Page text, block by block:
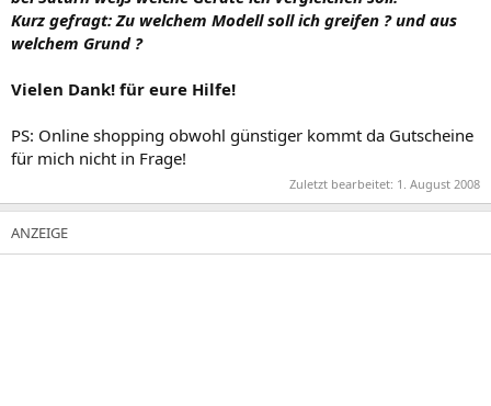
Kurz gefragt: Zu welchem Modell soll ich greifen ? und aus
welchem Grund ?
Vielen Dank! für eure Hilfe!
PS: Online shopping obwohl günstiger kommt da Gutscheine
für mich nicht in Frage!
Zuletzt bearbeitet: 1. August 2008